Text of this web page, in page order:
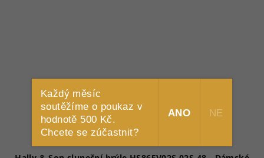
Každý měsíc
soutěžíme o poukaz v
hodnotě 500 Kč.
Chcete se zúčastnit?
ANO NE